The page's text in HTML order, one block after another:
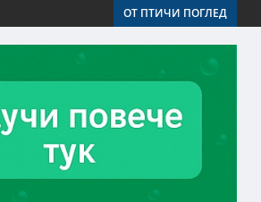
ОТ ПТИЧИ ПОГЛЕД